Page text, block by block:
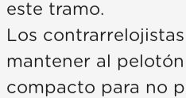
este tramo.
Los
mantener al
compacto para no